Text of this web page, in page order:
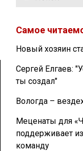
Самое
Новый хозяин
Сергей Елгаев:
ты создал"
Вологда –
Меценаты для
поддерживает
команду